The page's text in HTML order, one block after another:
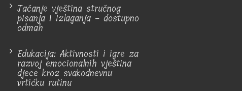
Jačanje vještina stručnog
pisanja i izlaganja - dostupno
odmah
Edukacija: Aktivnosti i igre za
razvoj emocionalnih vještina
djece kroz svakodnevnu
vrtićku rutinu